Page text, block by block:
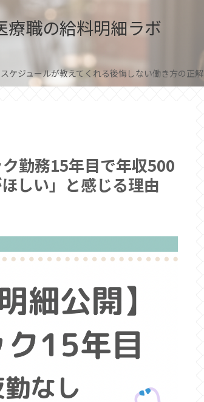
療職の給料明細ラボ
ケジュールが教えてくれる後悔しない働き方の正解
勤務15年目で年収500
しい」と感じる理由